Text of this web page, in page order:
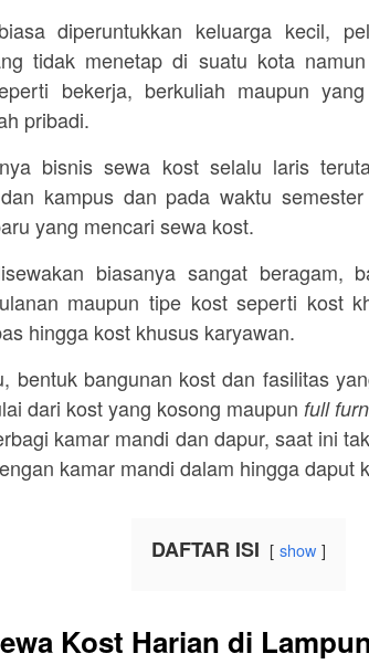
diperuntukkan keluarga kecil,
tidak menetap di suatu kota
bekerja, berkuliah maupun
pribadi.
bisnis sewa kost selalu laris
kampus dan pada waktu
yang mencari sewa kost.
biasanya sangat beragam,
maupun tipe kost seperti kost
hingga kost khusus karyawan.
bentuk bangunan kost dan fasilitas
dari kost yang kosong maupun full
kamar mandi dan dapur, saat ini
kamar mandi dalam hingga daput
DAFTAR ISI show
Kost Harian di